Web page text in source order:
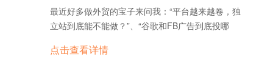
签，通过FTA与地缘政治机会，加速从中国争夺订
单。 这使得不少外贸企业陷入“算毛利靠祈祷”的无
奈境地，能否守住利润，完全取决于汇率和材料价格
族的需求差别也不大，所以设计三辆不同的车就能满
足大部分的用户需求了，其余特别小众的需求可以不
成功容纳大量用户的最好方式是为具有特定需求的特
最近好多做外贸的宝子来问我：“平台越来越卷，独
立站到底能不能做？”、“谷歌和FB广告到底投哪
个核心干货，帮大家省下几十万的试错费！ 1️⃣ 认清
点击查看详情